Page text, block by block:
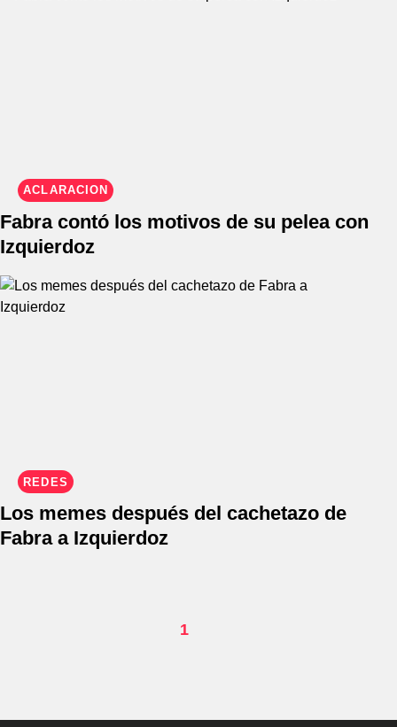
ACLARACIÓN
Fabra contó los motivos de su pelea con
Izquierdoz
REDES
Los memes después del cachetazo de
Fabra a Izquierdoz
1